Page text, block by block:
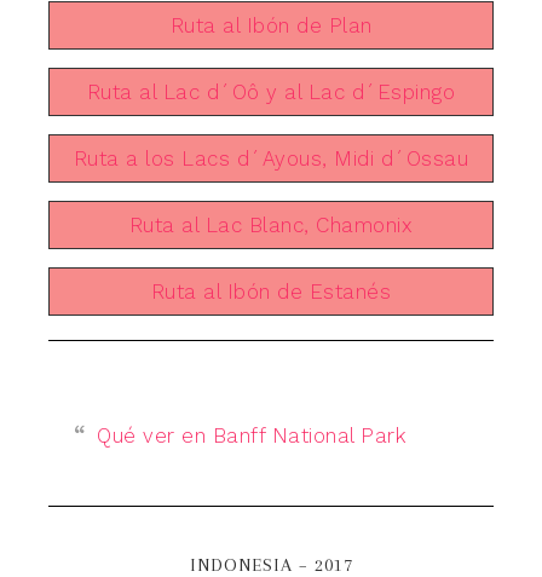
Ruta al Ibón de Plan
Ruta al Lac d´Oô y al Lac d´Espingo
Ruta a los Lacs d´Ayous, Midi d´Ossau
Ruta al Lac Blanc, Chamonix
Ruta al Ibón de Estanés
Qué ver en Banff National Park
INDONESIA – 2017